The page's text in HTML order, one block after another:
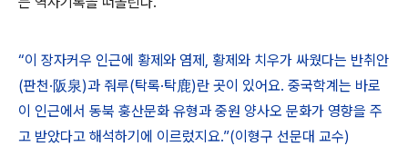
“이 장자커우 인근에 황제와 염제, 황제와 치우가 싸웠다는 반취안
(판천·阪泉)과 줘루(탁록·탁鹿)란 곳이 있어요. 중국학계는 바로
이 인근에서 동북 훙산문화 유형과 중원 양사오 문화가 영향을 주
고 받았다고 해석하기에 이르렀지요.”(이형구 선문대 교수)